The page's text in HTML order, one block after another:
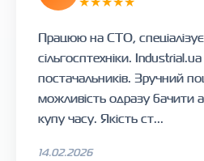
Працюю на СТО,
сільгосптехніки.
постачальників. Зручний
можливість одразу бачити
купу часу. Якість ст...
14.02.2026